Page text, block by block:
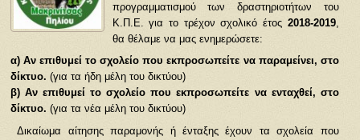
προγραμματισμού των δραστηριοτήτων του
Κ.Π.Ε. για το τρέχον σχολικό έτος 2018-2019,
θα θέλαμε να μας ενημερώσετε:
α) Αν επιθυμεί το σχολείο που εκπροσωπείτε να παραμείνει, στο
δίκτυο. (για τα ήδη μέλη του δικτύου)
β) Αν επιθυμεί το σχολείο που εκπροσωπείτε να ενταχθεί, στο
δίκτυο. (για τα νέα μέλη του δικτύου)
Δικαίωμα αίτησης παραμονής ή ένταξης έχουν τα σχολεία που